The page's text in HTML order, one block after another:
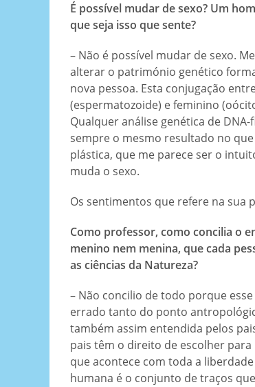
É possível mudar de sexo? Um
que seja isso que sente?
– Não é possível mudar de sexo.
alterar o património genético
nova pessoa. Esta conjugação
(espermatozoide) e feminino
Qualquer análise genética de
sempre o mesmo resultado no
plástica, que me parece ser o
muda o sexo.
Os sentimentos que refere na sua
Como professor, como concilia o
menino nem menina, que cada
as ciências da Natureza?
– Não concilio de todo porque
errado tanto do ponto
também assim entendida pelos
pais têm o direito de escolher
que acontece com toda a
humana é o conjunto de traços